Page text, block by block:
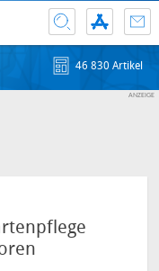
46 830 Artikel